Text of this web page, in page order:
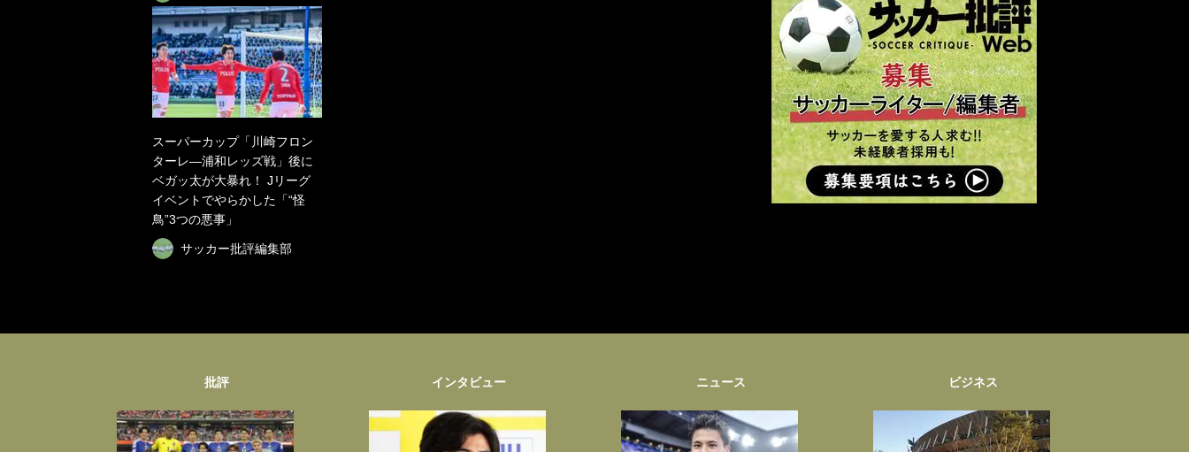
スーパーカップ「川崎フロン
ターレ―浦和レッズ戦」後に
ベガッ太が大暴れ！ Jリーグ
イベントでやらかした「“怪
鳥”3つの悪事」
サッカー批評編集部
批評 インタビュー ニュース ビジネス